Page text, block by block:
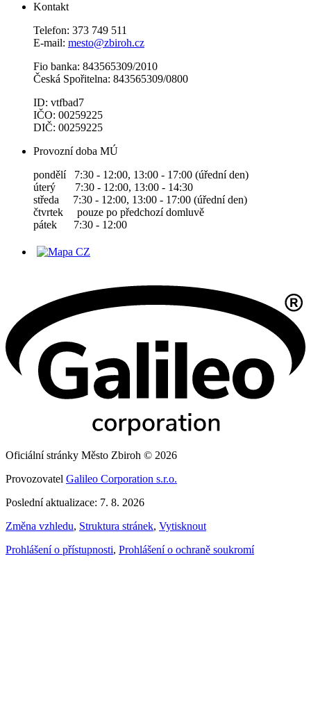
Kontakt
Telefon: 373 749 511
E-mail: mesto@zbiroh.cz
Fio banka: 843565309/2010
Česká Spořitelna: 843565309/0800
ID: vtfbad7
IČO: 00259225
DIČ: 00259225
Provozní doba MÚ
pondělí 7:30 - 12:00, 13:00 - 17:00 (úřední den)
úterý 7:30 - 12:00, 13:00 - 14:30
středa 7:30 - 12:00, 13:00 - 17:00 (úřední den)
čtvrtek pouze po předchozí domluvě
pátek 7:30 - 12:00
Oficiální stránky Město Zbiroh © 2026
Provozovatel Galileo Corporation s.r.o.
Poslední aktualizace: 7. 8. 2026
Změna vzhledu, Struktura stránek, Vytisknout
Prohlášení o přístupnosti, Prohlášení o ochraně soukromí